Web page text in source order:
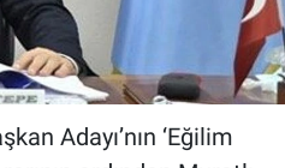
Adayı’nın ‘Eğilim